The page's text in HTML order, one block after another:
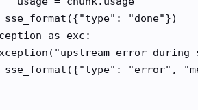
sse_format({"type": "done"})
as exc:
error during
sse_format({"type": "error",